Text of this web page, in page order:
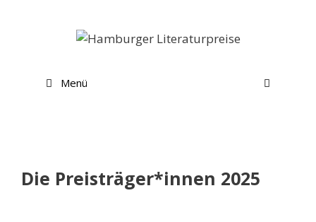
Menü
Die Preisträger*innen 2025